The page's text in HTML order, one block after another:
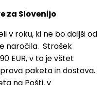
za Slovenijo
v roku, ki ne bo daljši od
naročila. Strošek
EUR, v to je vštet
paketa in dostava.
na Pošti, v